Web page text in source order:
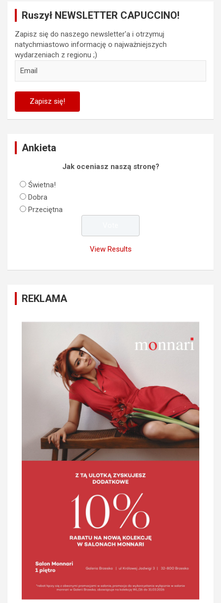
Ruszył NEWSLETTER CAPUCCINO!
Zapisz się do naszego newsletter'a i otrzymuj
natychmiastowo informację o najważniejszych
wydarzeniach z regionu ;)
Ankieta
Jak oceniasz naszą stronę?
Świetna!
Dobra
Przeciętna
View Results
REKLAMA